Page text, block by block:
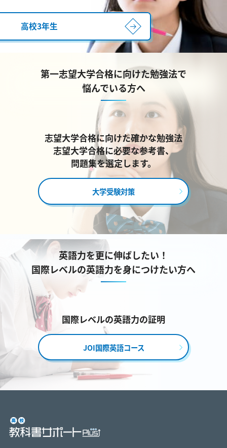
高校3年生
第一志望大学合格に向けた勉強法で
悩んでいる方へ
志望大学合格に向けた確かな勉強法
志望大学合格に必要な参考書、
問題集を選定します。
大学受験対策
英語力を更に伸ばしたい！
国際レベルの英語力を身につけたい方へ
国際レベルの英語力の証明
JOI国際英語コース